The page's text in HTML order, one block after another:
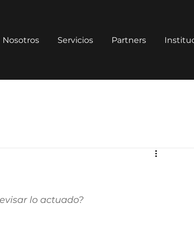
Nosotros Servicios Partners
lo actuado?